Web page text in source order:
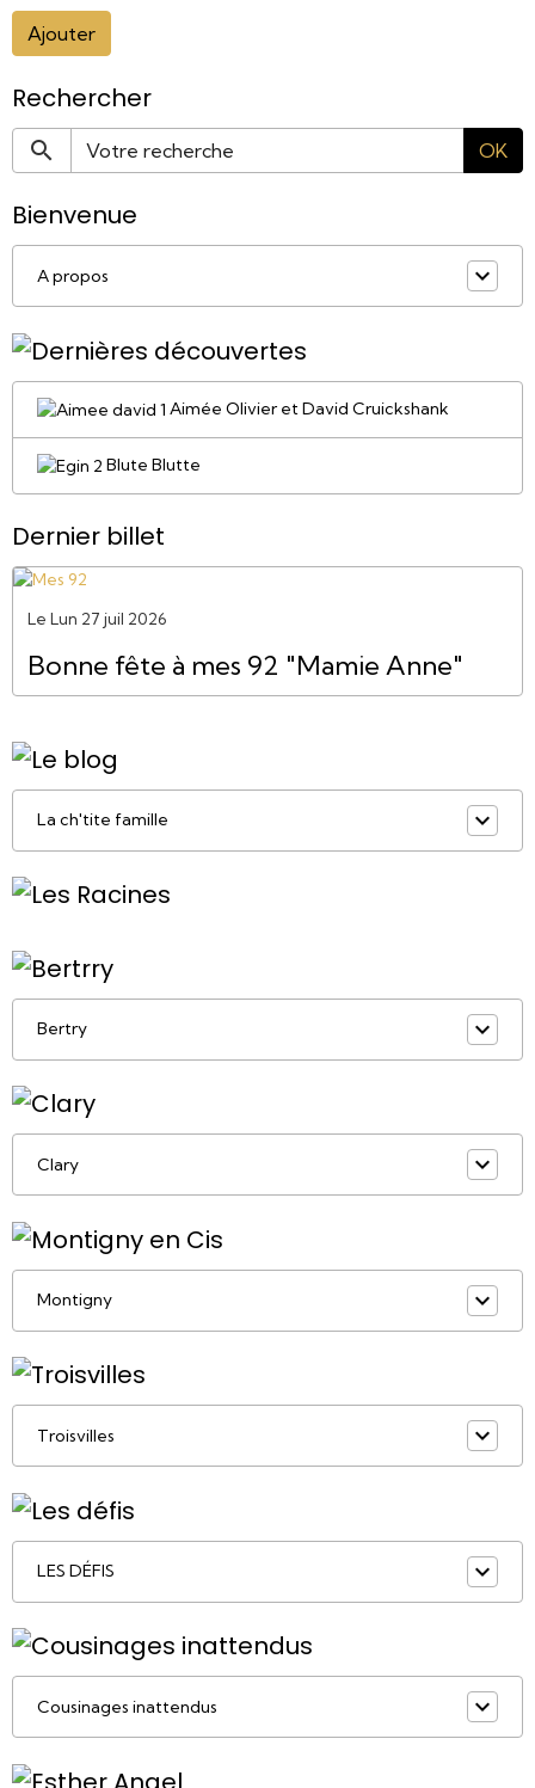
Ajouter
Rechercher
OK
Bienvenue
A propos
Aimée Olivier et David Cruickshank
Blute Blutte
Dernier billet
Le Lun 27 juil 2026
Bonne fête à mes 92 "Mamie Anne"
La ch'tite famille
Bertry
Clary
Montigny
Troisvilles
LES DÉFIS
Cousinages inattendus